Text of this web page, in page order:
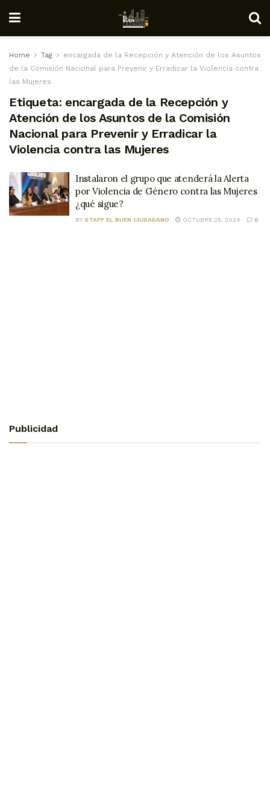
Home Tag
encargada de la Recepción y Atención de los Asuntos
de la Comisión Nacional para Prevenir y Erradicar la Violencia contra
las Mujeres
Etiqueta: encargada de la Recepción y
Atención de los Asuntos de la Comisión
Nacional para Prevenir y Erradicar la
Violencia contra las Mujeres
Instalaron el grupo que atenderá la Alerta
por Violencia de Género contra las Mujeres
¿qué sigue?
BY STAFF EL BUEN CIUDADANO OCTUBRE 25, 2024 0
Publicidad